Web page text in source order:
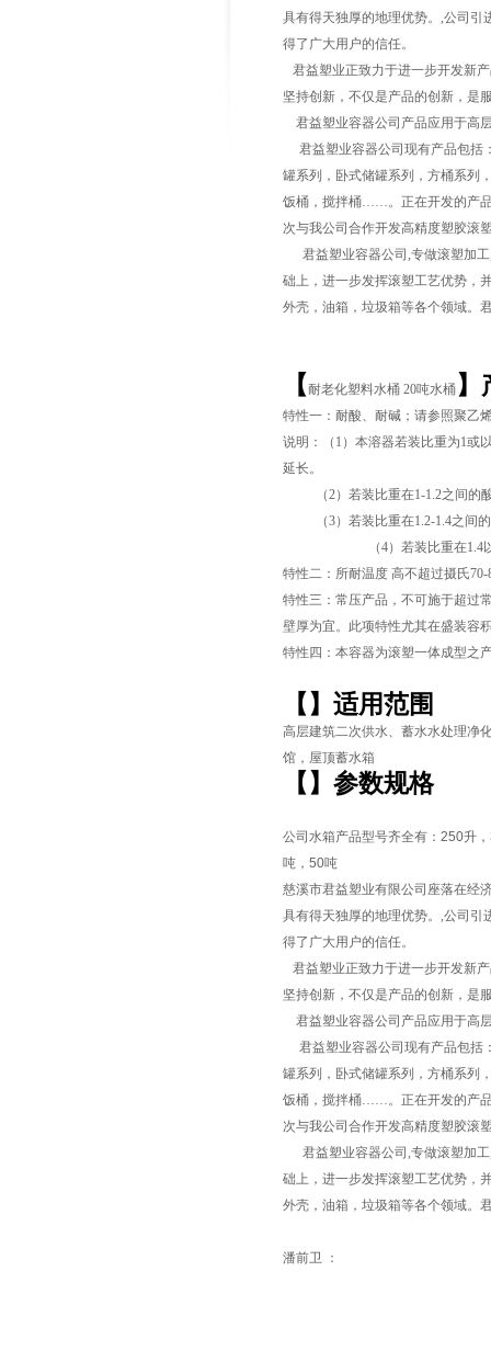
具有得天独厚的地理优势。,公司引
得了广大用户的信任。
君益塑业正致力于进一步开发新
坚持创新，不仅是产品的创新，是
君益塑业容器公司产品应用于高
君益塑业容器公司现有产品包括
罐系列，卧式储罐系列，方桶系列
饭桶，搅拌桶……。正在开发的产
次与我公司合作开发高精度塑胶滚
君益塑业容器公司,专做滚塑加工
础上，进一步发挥滚塑工艺优势，
外壳，油箱，垃圾箱等各个领域。
【 耐老化塑料水桶 20吨水桶 】
特性一：耐酸、耐碱；请参照聚乙
说明：（1）本溶器若装比重为1或
延长。
（2）若装比重在1-1.2之间的酸
（3）若装比重在1.2-1.4之间的
（4）若装比重在1.4以上
特性二：所耐温度 高不超过摄氏
特性三：常压产品，不可施于超过
壁厚为宜。此项特性尤其在盛装容
特性四：本容器为滚塑一体成型之
【 】适用范围
高层建筑二次供水、蓄水水处理净
馆，屋顶蓄水箱
【 】参数规格
公司水箱产品型号齐全有： 250升，
吨， 50吨
慈溪市君益塑业有限公司座落在经
具有得天独厚的地理优势。,公司引
得了广大用户的信任。
君益塑业正致力于进一步开发新
坚持创新，不仅是产品的创新，是
君益塑业容器公司产品应用于高
君益塑业容器公司现有产品包括
罐系列，卧式储罐系列，方桶系列
饭桶，搅拌桶……。正在开发的产
次与我公司合作开发高精度塑胶滚
君益塑业容器公司,专做滚塑加工
础上，进一步发挥滚塑工艺优势，
外壳，油箱，垃圾箱等各个领域。
潘前卫 ：